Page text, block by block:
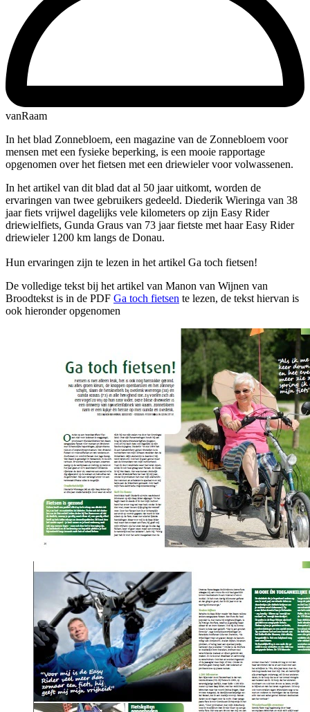
vanRaam
In het blad Zonnebloem, een magazine van de Zonnebloem voor
mensen met een fysieke beperking, is een mooie rapportage
opgenomen over het fietsen met een driewieler voor volwassenen.
In het artikel van dit blad dat al 50 jaar uitkomt, worden de
ervaringen van twee gebruikers gedeeld. Diederik Wieringa van 38
jaar fiets vrijwel dagelijks vele kilometers op zijn Easy Rider
driewielfiets, Gunda Graus van 73 jaar fietste met haar Easy Rider
driewieler 1200 km langs de Donau.
Hun ervaringen zijn te lezen in het artikel Ga toch fietsen!
De volledige tekst bij het artikel van Manon van Wijnen van
Broodtekst is in de PDF Ga toch fietsen te lezen, de tekst hiervan is
ook hieronder opgenomen